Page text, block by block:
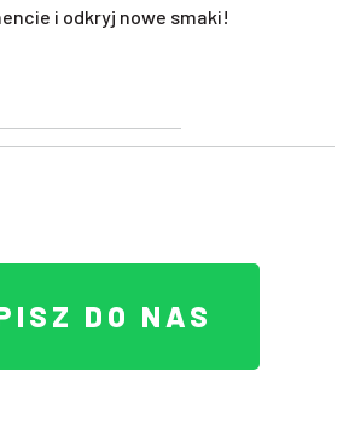
i odkryj nowe smaki!
DO NAS